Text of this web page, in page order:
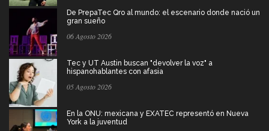
De PrepaTec Qro al mundo: el escenario donde nació un
gran sueño
06 Agosto 2026
Tec y UT Austin buscan "devolver la voz" a
hispanohablantes con afasia
05 Agosto 2026
En la ONU: mexicana y EXATEC representó en Nueva
York a la juventud